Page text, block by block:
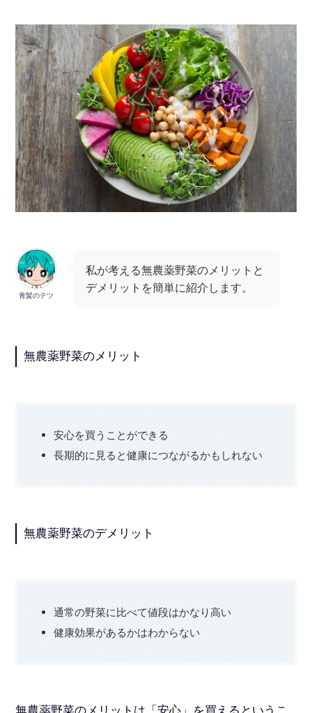
青髪のテツ
私が考える無農薬野菜のメリットと
デメリットを簡単に紹介します。
無農薬野菜のメリット
安心を買うことができる
長期的に見ると健康につながるかもしれない
無農薬野菜のデメリット
通常の野菜に比べて値段はかなり高い
健康効果があるかはわからない